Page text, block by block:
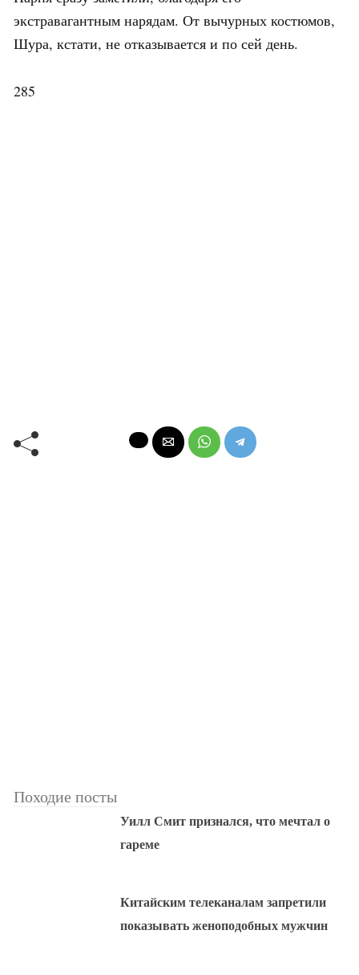
экстравагантным нарядам. От вычурных костюмов,
Шура, кстати, не отказывается и по сей день.
285
Походие посты
Уилл Смит признался, что мечтал о
гареме
Китайским телеканалам запретили
показывать женоподобных мужчин